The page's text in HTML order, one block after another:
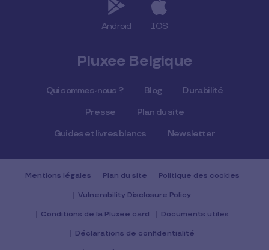
Android IOS
Pluxee Belgique
Qui sommes-nous ? Blog Durabilité
Presse Plan du site
Guides et livres blancs Newsletter
Mentions légales Plan du site Politique des cookies
Vulnerability Disclosure Policy
Conditions de la Pluxee card Documents utiles
Déclarations de confidentialité